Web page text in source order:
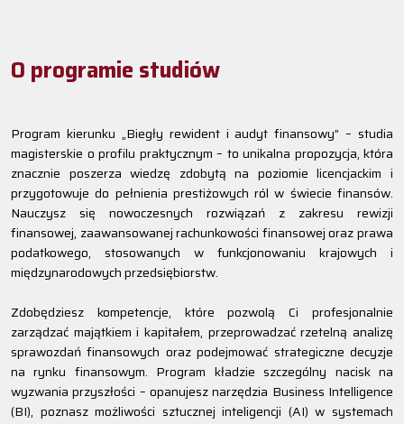
O programie studiów
Program kierunku „Biegły rewident i audyt finansowy” – studia
magisterskie o profilu praktycznym – to unikalna propozycja, która
znacznie poszerza wiedzę zdobytą na poziomie licencjackim i
przygotowuje do pełnienia prestiżowych ról w świecie finansów.
Nauczysz się nowoczesnych rozwiązań z zakresu rewizji
finansowej, zaawansowanej rachunkowości finansowej oraz prawa
podatkowego, stosowanych w funkcjonowaniu krajowych i
międzynarodowych przedsiębiorstw.
Zdobędziesz kompetencje, które pozwolą Ci profesjonalnie
zarządzać majątkiem i kapitałem, przeprowadzać rzetelną analizę
sprawozdań finansowych oraz podejmować strategiczne decyzje
na rynku finansowym. Program kładzie szczególny nacisk na
wyzwania przyszłości – opanujesz narzędzia Business Intelligence
(BI), poznasz możliwości sztucznej inteligencji (AI) w systemach